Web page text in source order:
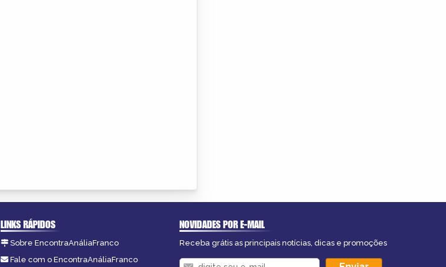
LINKS RÁPIDOS
Sobre EncontraAnáliaFranco
Fale com o EncontraAnáliaFranco
NOVIDADES POR E-MAIL
Receba grátis as principais notícias, dicas e promoções